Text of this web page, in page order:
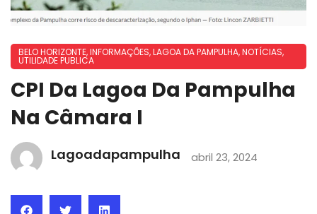
BELO HORIZONTE,INFORMAÇÕES,LAGOA DA PAMPULHA,NOTÍCIAS,
UTILIDADE PUBLICA
CPI Da Lagoa Da Pampulha
Na Câmara I
Lagoadapampulha abril 23, 2024